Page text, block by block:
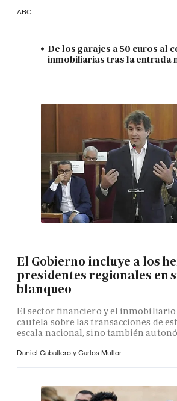
ABC
De los garajes a 50 euros al
inmobiliarias tras la entrada
El Gobierno incluye a los
presidentes regionales en
blanqueo
El sector financiero y el
cautela sobre las transacciones de
escala nacional, sino también
Daniel Caballero y Carlos Mullor